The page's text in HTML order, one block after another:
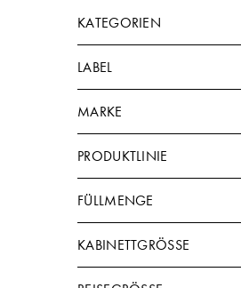
KATEGORIEN
LABEL
MARKE
PRODUKTLINIE
FÜLLMENGE
KABINETTGRÖSSE